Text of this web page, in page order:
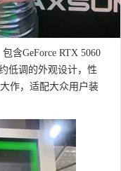
含GeForce RTX 5060
低调的外观设计，性
作，适配大众用户装